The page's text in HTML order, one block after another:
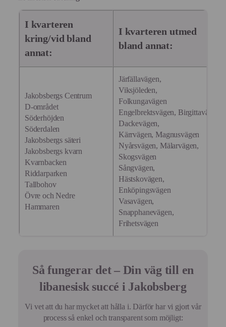
I kvarteren
kring/vid bland
annat:
I kvarteren utmed
bland annat:
Jakobsbergs Centrum
D-området
Söderhöjden
Söderdalen
Jakobsbergs säteri
Jakobsbergs kvarn
Kvarnbacken
Riddarparken
Tallbohov
Övre och Nedre
Hammaren
Järfällavägen,
Viksjöleden,
Folkungavägen
Engelbrektsvägen, Birgittavägen,
Dackevägen,
Kärrvägen, Magnusvägen
Nyårsvägen, Mälarvägen,
Skogsvägen
Sångvägen,
Hästskovägen,
Enköpingsvägen
Vasavägen,
Snapphanevägen,
Frihetsvägen
Så fungerar det – Din väg till en
libanesisk succé i Jakobsberg
Vi vet att du har mycket att hålla i. Därför har vi gjort vår
process så enkel och transparent som möjligt: